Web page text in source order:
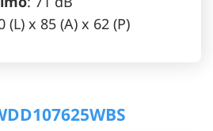
(L) x 85 (A) x 62 (P)